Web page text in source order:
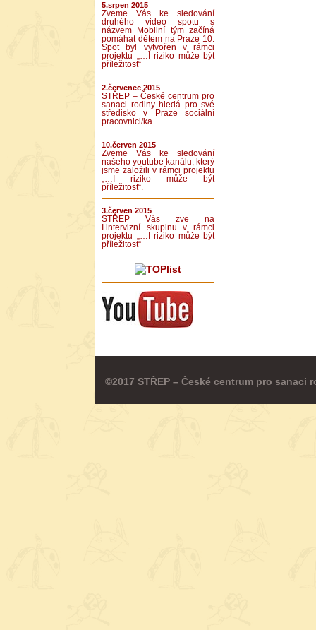
5.srpen 2015
Zveme Vás ke sledování
druhého video spotu s
názvem Mobilní tým začíná
pomáhat dětem na Praze 10.
Spot byl vytvořen v rámci
projektu „…I riziko může být
příležitost“
2.červenec 2015
STŘEP – České centrum pro
sanaci rodiny hledá pro své
středisko v Praze sociální
pracovnici/ka
10.červen 2015
Zveme Vás ke sledování
našeho youtube kanálu, který
jsme založili v rámci projektu
„…I riziko může být
příležitost“.
3.červen 2015
STŘEP Vás zve na
I.intervizní skupinu v rámci
projektu „…I riziko může být
příležitost“
©2017 STŘEP – České centrum pro sanaci